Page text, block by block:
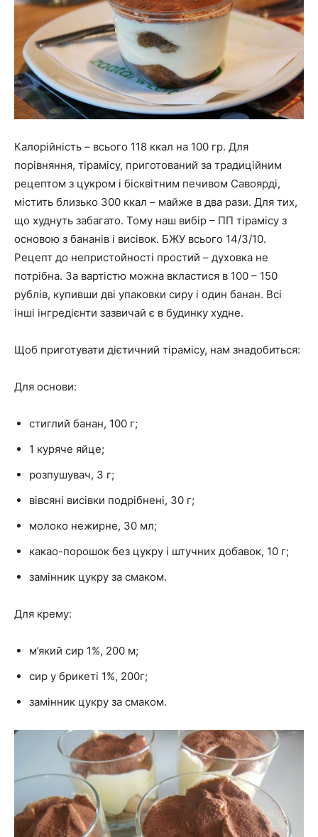
Калорійність – всього 118 ккал на 100 гр. Для
порівняння, тірамісу, приготований за традиційним
рецептом з цукром і бісквітним печивом Савоярді,
містить близько 300 ккал – майже в два рази. Для тих,
що худнуть забагато. Тому наш вибір – ПП тірамісу з
основою з бананів і висівок. БЖУ всього 14/3/10.
Рецепт до непристойності простий – духовка не
потрібна. За вартістю можна вкластися в 100 – 150
рублів, купивши дві упаковки сиру і один банан. Всі
інші інгредієнти зазвичай є в будинку худне.
Щоб приготувати дієтичний тірамісу, нам знадобиться:
Для основи:
стиглий банан, 100 г;
1 куряче яйце;
розпушувач, 3 г;
вівсяні висівки подрібнені, 30 г;
молоко нежирне, 30 мл;
какао-порошок без цукру і штучних добавок, 10 г;
замінник цукру за смаком.
Для крему:
м’який сир 1%, 200 м;
сир у брикеті 1%, 200г;
замінник цукру за смаком.